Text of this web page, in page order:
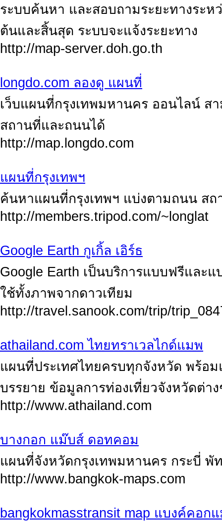
ระบบค้นหา และสอบถามระยะทางระห
ต้นและสิ้นสุด ระบบจะแจ้งระยะทาง
http://map-server.doh.go.th
longdo.com ลองดู แผนที่
เว็บแผนที่กรุงเทพมหานคร ออนไลน์ ส
สถานที่และถนนได้
http://map.longdo.com
แผนที่กรุงเทพฯ
ค้นหาแผนที่กรุงเทพฯ แบ่งตามถนน ส
http://members.tripod.com/~longlat
Google Earth กูเกิ้ล เอิร์ธ
Google Earth เป็นบริการแบบฟรีและแ
ใช้ทั้งภาพจากดาวเทียม
http://travel.sanook.com/trip/
athailand.com ไทยทราเวลไกด์แมพ
แผนที่ประเทศไทยครบทุกจังหวัด พร้อ
บรรยาย ข้อมูลการท่องเที่ยวจังหวัดต่าง
http://www.athailand.com
บางกอก แม๊บส์ ดอทคอม
แผนที่จังหวัดกรุงเทพมหานคร กระบี่ พั
http://www.bangkok-maps.com
bangkokmasstransit map แบงค์คอก